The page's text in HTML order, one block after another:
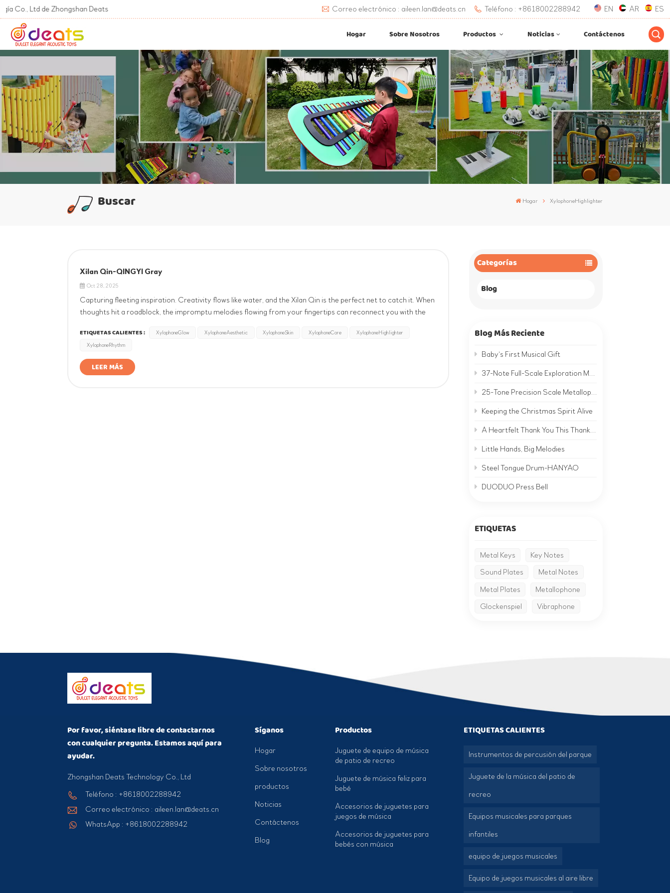
Ltd de Zhongshan Deats Correo electrónico : aileen.lan@deats.cn Teléfono : +8618002288942 EN AR ES
Hogar Sobre Nosotros Productos Noticias Contáctenos
Buscar Hogar XylophoneHighlighter
Categorías
Blog
Blog Más Reciente
Baby‘s First Musical Gift
37-Note Full-Scale Exploration Metallophone | A Complete Musical World on Metal
25-Tone Precision Scale Metallophone | Hear the Clear, Bright Sound of Metal
Keeping the Christmas Spirit Alive
A Heartfelt Thank You This Thanksgiving
Little Hands, Big Melodies
Steel Tongue Drum-HANYAO
DUODUO Press Bell
ETIQUETAS
Metal Keys
Key Notes
Sound Plates
Metal Notes
Metal Plates
Metallophone
Glockenspiel
Vibraphone
Xilan Qin-QINGYI Gray
Oct 28, 2025
Capturing fleeting inspiration. Creativity flows like water, and the Xilan Qin is the perfect net to catch it. When
thoughts hit a roadblock, the impromptu melodies flowing from your fingertips can reconnect you with the
ETIQUETAS CALIENTES : XylophoneGlow XylophoneAesthetic XylophoneSkin XylophoneCore
XylophoneHighlighter
XylophoneRhythm
LEER MÁS
Por favor, siéntase libre de contactarnos
con cualquier pregunta. Estamos aquí para
ayudar.
Zhongshan Deats Technology Co., Ltd
Teléfono : +8618002288942
Correo electrónico : aileen.lan@deats.cn
WhatsApp : +8618002288942
Síganos
Hogar
Sobre nosotros
productos
Noticias
Contáctenos
Blog
Productos
Juguete de equipo de música
de patio de recreo
Juguete de música feliz para
bebé
Accesorios de juguetes para
juegos de música
Accesorios de juguetes para
bebés con música
ETIQUETAS CALIENTES
Instrumentos de percusión del parque
Juguete de la música del patio de
recreo
Equipos musicales para parques
infantiles
equipo de juegos musicales
Equipo de juegos musicales al aire libre